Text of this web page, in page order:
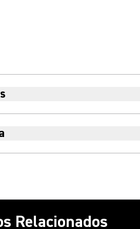
Relacionados